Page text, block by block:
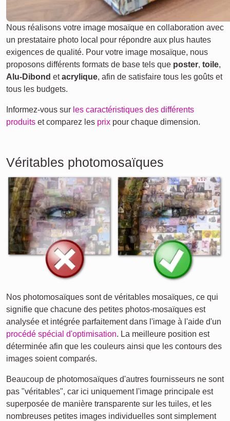
Nous réalisons votre image mosaïque en collaboration avec
un prestataire photo local pour répondre aux plus hautes
exigences de qualité. Pour votre image mosaïque, nous
proposons différents formats de base tels que poster, toile,
Alu-Dibond etacrylique, afin de satisfaire tous les goûts et
tous les budgets.
Informez-vous sur les caractéristiques des différents
produits et comparez les prix pour chaque dimension.
Véritables photomosaïques
Nos photomosaïques sont de véritables mosaïques, ce qui
signifie que chacune des petites photos-mosaïques est
analysée et intégrée parfaitement dans l'image à l'aide d'un
procédé spécial d'optimisation. La meilleure position est
déterminée afin que les couleurs ainsi que les contours des
images soient comparés.
Beaucoup de photomosaïques d'autres fournisseurs ne sont
pas "véritables", car ici uniquement l'image principale est
superposée de manière transparente sur les tuiles, et les
nombreuses petites images individuelles sont simplement